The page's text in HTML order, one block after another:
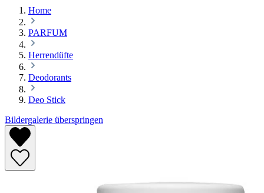
Home
PARFUM
Herrendüfte
Deodorants
Deo Stick
Bildergalerie überspringen